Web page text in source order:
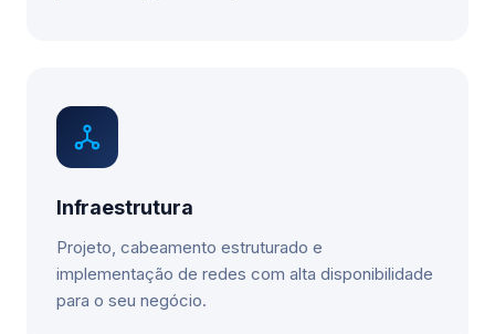
Infraestrutura
Projeto, cabeamento estruturado e
implementação de redes com alta disponibilidade
para o seu negócio.